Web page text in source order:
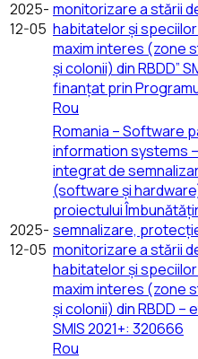
2025-
12-05
monitorizare a stării
habitatelor și
maxim interes (zone
și colonii) din RBDD”
finanțat prin
Rou
2025-
12-05
Romania – Software
information systems
integrat de
(software și
proiectului
semnalizare,
monitorizare a stării
habitatelor și
maxim interes (zone
și colonii) din RBDD –
SMIS 2021+: 320666
Rou